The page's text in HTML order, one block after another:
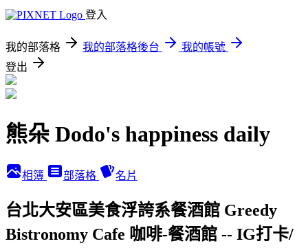
登入
我的部落格 我的部落格後台
我的帳號
登出
熊朵 Dodo's happiness daily
相簿 部落格 名片
台北大安區美食浮誇系餐酒館 Greedy
Bistronomy Cafe 咖啡-餐酒館 -- IG打卡/